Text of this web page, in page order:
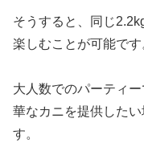
そうすると、同じ
楽しむことが可能です
大人数でのパーティ
華なカニを提供した
す。